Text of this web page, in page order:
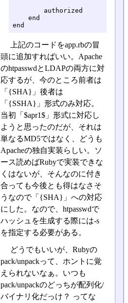
        authorized
    end
end
上記のコードをapp.rbの冒
頭に追加すればいい。Apache
のhtpasswdとLDAPの両方に対
応するが、今のところ前者は
「{SHA}」後者は
「{SSHA}」形式のみ対応。
当初「$apr1$」形式に対応し
ようと思ったのだが、それは
単なるMD5ではなく、どうも
Apacheの独自実装らしい。ソ
ース読めばRubyで実装できな
くはないが、そんなのに付き
合っても今後とも得はなさそ
うなので「{SHA}」への対応
にした。なので、htpasswdで
ハッシュを生成する際には-s
を指定する必要がある。
どうでもいいが、Rubyの
pack/unpackって、ホントに覚
えられないなぁ。いつも
pack/unpackのどっちが配列化/
バイナリ化だっけ？ ってな